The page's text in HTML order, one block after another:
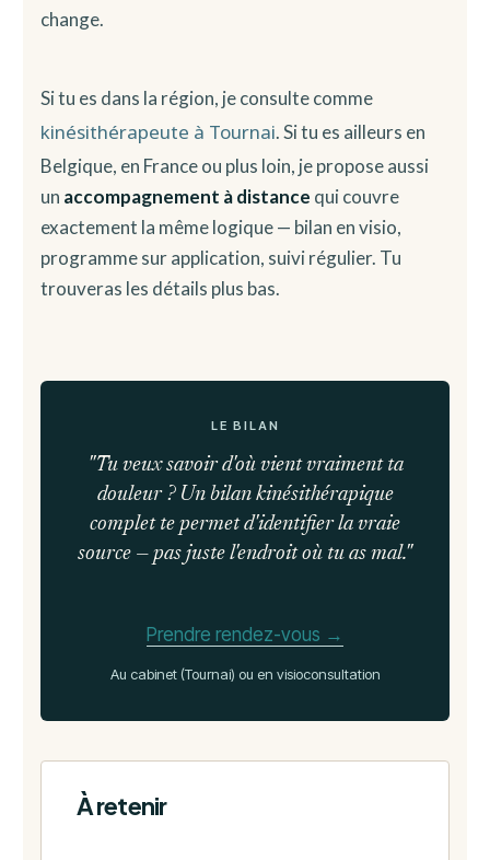
change.
Si tu es dans la région, je consulte comme
kinésithérapeute à Tournai. Si tu es ailleurs en
Belgique, en France ou plus loin, je propose aussi
un accompagnement à distance qui couvre
exactement la même logique — bilan en visio,
programme sur application, suivi régulier. Tu
trouveras les détails plus bas.
LE BILAN
"Tu veux savoir d'où vient vraiment ta
douleur ? Un bilan kinésithérapique
complet te permet d'identifier la vraie
source — pas juste l'endroit où tu as mal."
Prendre rendez-vous →
Au cabinet (Tournai) ou en visioconsultation
À retenir